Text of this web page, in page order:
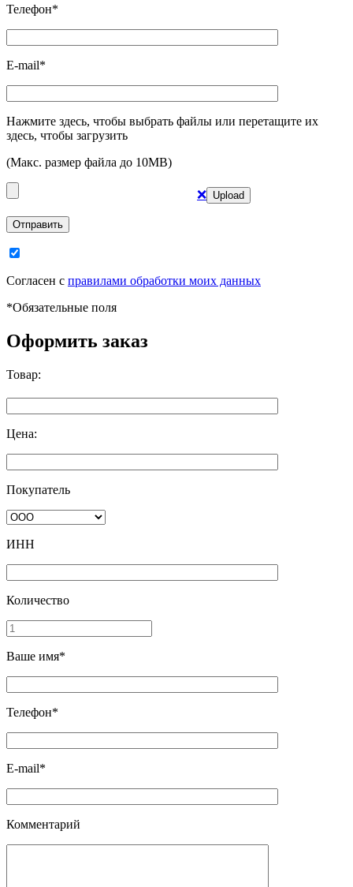
Телефон*
E-mail*
Нажмите здесь, чтобы выбрать файлы или перетащите их
здесь, чтобы загрузить
(Макс. размер файла до 10MB)
❌
Отправить
Согласен с правилами обработки моих данных
*Обязательные поля
Оформить заказ
Товар:
Цена:
Покупатель
ИНН
Количество
Ваше имя*
Телефон*
E-mail*
Комментарий